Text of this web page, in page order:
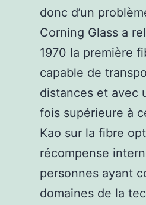
donc d’un
Corning Glass a
1970 la première
capable de
distances et avec
fois supérieure à
Kao sur la fibre
récompense
personnes ayant
domaines de la